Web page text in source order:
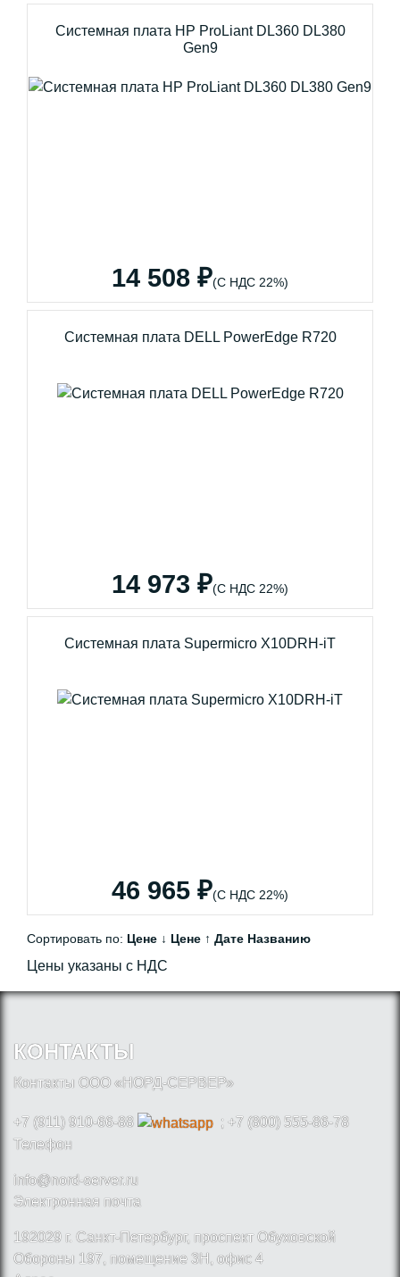
Системная плата HP ProLiant DL360 DL380
Gen9
14 508 ₽(С НДС 22%)
Системная плата DELL PowerEdge R720
14 973 ₽(С НДС 22%)
Системная плата Supermicro X10DRH-iT
46 965 ₽(С НДС 22%)
Сортировать по: Цене ↓ Цене ↑ Дате Названию
Цены указаны с НДС
КОНТАКТЫ
Контакты ООО «НОРД-СЕРВЕР»
+7 (911) 910-66-88
; +7 (800) 555-86-78
Телефон
info@nord-server.ru
Электронная почта
192029 г. Санкт-Петербург, проспект Обуховской
Обороны 197, помещение 3Н, офис 4